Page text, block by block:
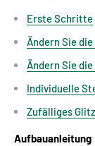
Erste Schritte
Ändern Sie
Ändern Sie die
Individuelle
Zufälliges
Aufbauanleitung